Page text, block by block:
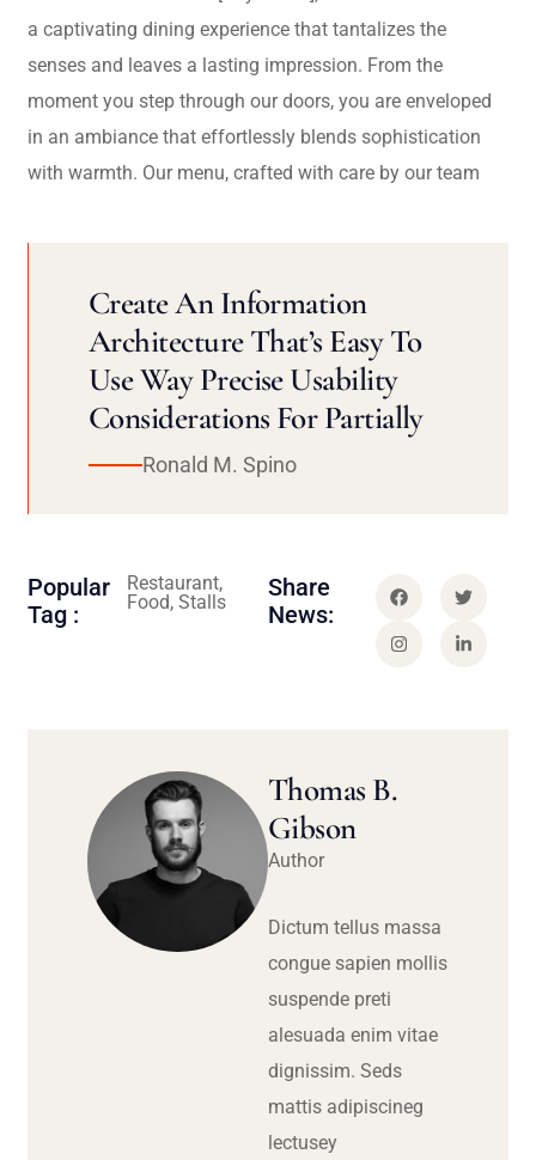
a captivating dining experience that tantalizes the
senses and leaves a lasting impression. From the
moment you step through our doors, you are enveloped
in an ambiance that effortlessly blends sophistication
with warmth. Our menu, crafted with care by our team
Create An Information
Architecture That’s Easy To
Use Way Precise Usability
Considerations For Partially
Ronald M. Spino
Popular
Tag :
Restaurant,
Food, Stalls
Share
News:
Thomas B.
Gibson
Author
Dictum tellus massa
congue sapien mollis
suspende preti
alesuada enim vitae
dignissim. Seds
mattis adipiscineg
lectusey